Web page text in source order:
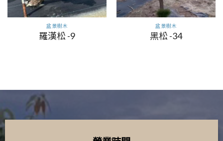
盆景樹木
羅漢松 -9
盆景樹木
黑松 -34